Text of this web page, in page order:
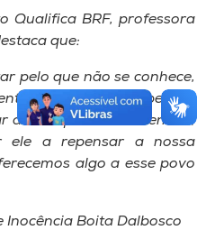
Qualifica BRF, professora
que:
pelo que não se conhece,
qualquer coisa, pessoa
aberto para o diferente e,
ele a repensar a nossa
algo a esse povo
Inocência Boita Dalbosco